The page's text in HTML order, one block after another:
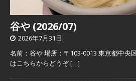
谷や (2026/07)
2026年7月31日
名前：谷や 場所：〒103-0013 東京都中央
はこちらからどうぞ[…]